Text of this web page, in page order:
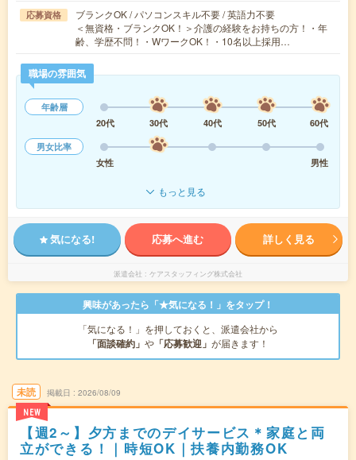
応募資格
ブランクOK / パソコンスキル不要 / 英語力不要
＜無資格・ブランクOK！＞介護の経験をお持ちの方！・年
齢、学歴不問！・WワークOK！・10名以上採用…
職場の雰囲気
年齢層
20代
30代 40代 50代
60代
男女比率
女性
男性
もっと見る
気になる! 応募へ進む 詳しく見る
派遣会社 ケアスタッフィング株式会社
興味があったら「★気になる！」をタップ！
「気になる！」を押しておくと、派遣会社から
「面談確約」 や 「応募歓迎」 が届きます！
未読
NEW
掲載日 2026/08/09
【週2～】夕方までのデイサービス＊家庭と両
立ができる！｜時短OK｜扶養内勤務OK